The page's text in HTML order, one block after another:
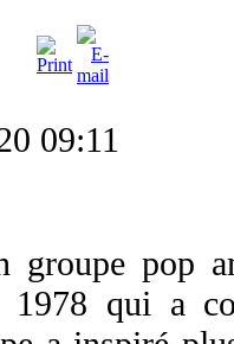
09:11
groupe pop
1978 qui a